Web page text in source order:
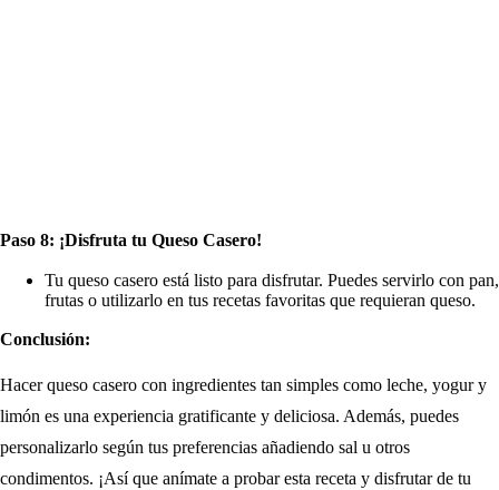
Paso 8: ¡Disfruta tu Queso Casero!
Tu queso casero está listo para disfrutar. Puedes servirlo con pan,
frutas o utilizarlo en tus recetas favoritas que requieran queso.
Conclusión:
Hacer queso casero con ingredientes tan simples como leche, yogur y
limón es una experiencia gratificante y deliciosa. Además, puedes
personalizarlo según tus preferencias añadiendo sal u otros
condimentos. ¡Así que anímate a probar esta receta y disfrutar de tu